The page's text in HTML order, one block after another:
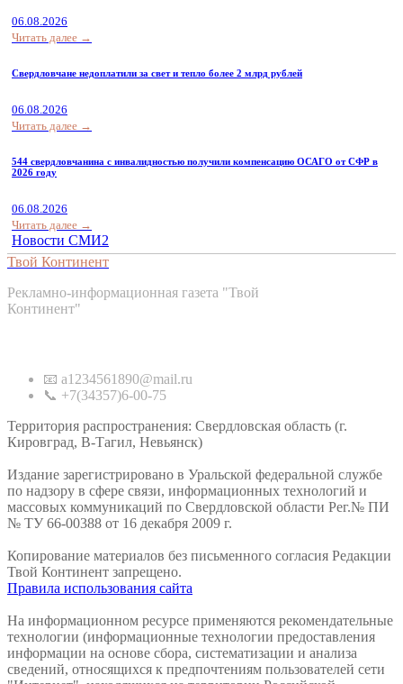
06.08.2026
Читать далее →
Свердловчане недоплатили за свет и тепло более 2 млрд рублей
06.08.2026
Читать далее →
544 свердловчанина с инвалидностью получили компенсацию ОСАГО от СФР в
2026 году
06.08.2026
Читать далее →
Новости СМИ2
Твой Континент
Рекламно-информационная газета "Твой
Континент"
📧 a1234561890@mail.ru
📞 +7(34357)6-00-75
Территория распространения: Свердловская область (г.
Кировград, В-Тагил, Невьянск)
Издание зарегистрировано в Уральской федеральной службе
по надзору в сфере связи, информационных технологий и
массовых коммуникаций по Свердловской области Рег.№ ПИ
№ ТУ 66-00388 от 16 декабря 2009 г.
Копирование материалов без письменного согласия Редакции
Твой Континент запрещено.
Правила использования сайта
На информационном ресурсе применяются рекомендательные
технологии (информационные технологии предоставления
информации на основе сбора, систематизации и анализа
сведений, относящихся к предпочтениям пользователей сети